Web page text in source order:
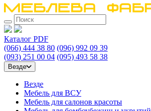
Каталог PDF
(066) 444 38 80 (096) 992 09 39
(093) 251 00 04 (095) 493 58 38
Везде
Везде
Мебель для ВСУ
Мебель для салонов красоты